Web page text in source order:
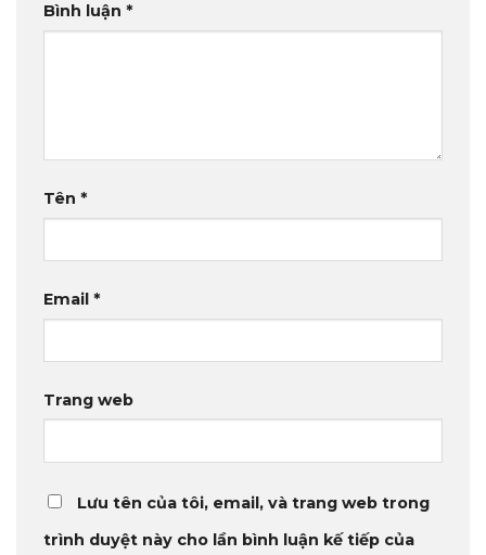
Bình luận *
Tên *
Email *
Trang web
Lưu tên của tôi, email, và trang web trong
trình duyệt này cho lần bình luận kế tiếp của